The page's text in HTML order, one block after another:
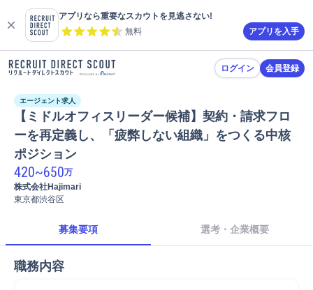
アプリなら重要なスカウトを見逃さない!
無料
アプリを入手
ログイン 会員登録
エージェント求人
【ミドルオフィスリーダー候補】契約・請求フロ
ーを再定義し、「疲弊しない組織」をつくる中核
ポジション
420~650万
株式会社Hajimari
東京都渋谷区
募集要項 選考・企業概要
職務内容